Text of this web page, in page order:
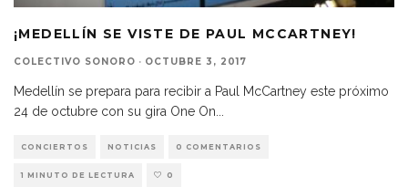
¡MEDELLÍN SE VISTE DE PAUL MCCARTNEY!
COLECTIVO SONORO · OCTUBRE 3, 2017
Medellín se prepara para recibir a Paul McCartney este próximo
24 de octubre con su gira One On
CONCIERTOS NOTICIAS 0 COMENTARIOS
1 MINUTO DE LECTURA 0